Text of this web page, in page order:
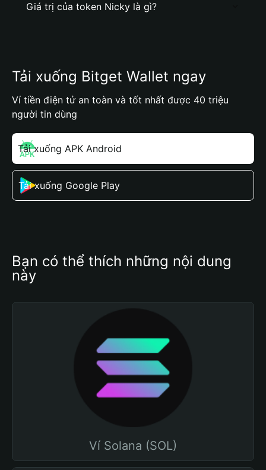
Giá trị của token Nicky là gì?
Tải xuống Bitget Wallet ngay
Ví tiền điện tử an toàn và tốt nhất được 40 triệu
người tin dùng
Tải xuống APK Android
Tải xuống Google Play
Bạn có thể thích những nội dung
này
Ví Solana (SOL)